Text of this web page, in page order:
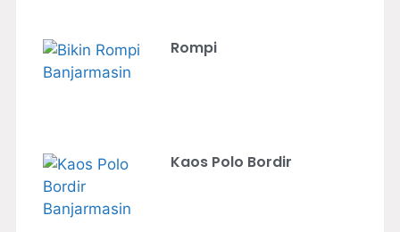
Rompi
Kaos Polo Bordir